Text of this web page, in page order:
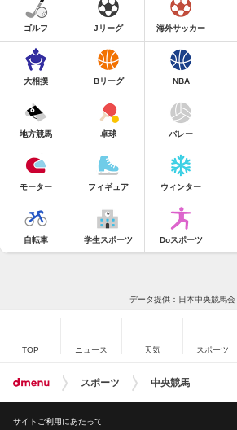
ゴルフ Jリーグ 海外サッカー
大相撲 Bリーグ NBA
地方競馬 卓球 バレー
モーター フィギュア ウィンター
自転車 学生スポーツ Doスポーツ
データ提供：日本中央競馬会
TOP ニュース 天気 スポーツ
スポーツ 中央競馬
サイトご利用にあたって